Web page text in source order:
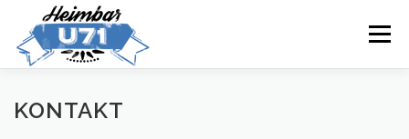
springen
Menü
ÖFFNUNGSZEITEN
KONTAKT